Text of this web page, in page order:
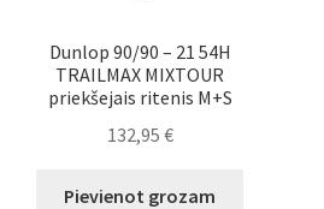
Dunlop 90/90 – 21 54H
TRAILMAX MIXTOUR
priekšejais ritenis M+S
132,95 €
Pievienot grozam